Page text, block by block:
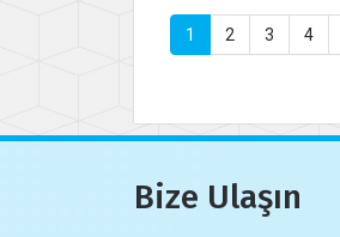
1 2 3 4
Bize Ulaşın